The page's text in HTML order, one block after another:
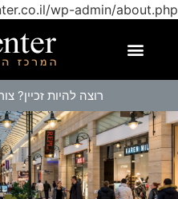
wp-admin/about.php
רוצה להיות זכיין?